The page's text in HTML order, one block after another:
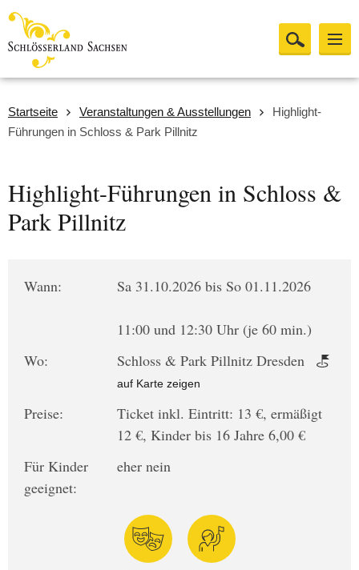
Startseite Veranstaltungen & Ausstellungen
Highlight-
Führungen in Schloss & Park Pillnitz
Highlight-Führungen in Schloss &
Park Pillnitz
Wann: Sa 31.10.2026 bis So 01.11.2026
11:00 und 12:30 Uhr (je 60 min.)
Wo:
Schloss & Park Pillnitz Dresden
auf Karte zeigen
Preise:
Ticket inkl. Eintritt: 13 €, ermäßigt
12 €, Kinder bis 16 Jahre 6,00 €
Für Kinder
geeignet:
eher nein